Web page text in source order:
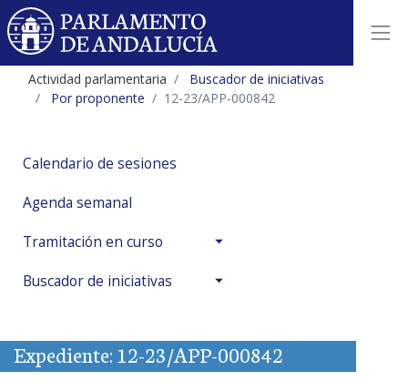
Actividad parlamentaria
Buscador de iniciativas
Por proponente
12-23/APP-000842
Calendario de sesiones
Agenda semanal
Tramitación en curso
Buscador de iniciativas
Expediente: 12-23/APP-000842